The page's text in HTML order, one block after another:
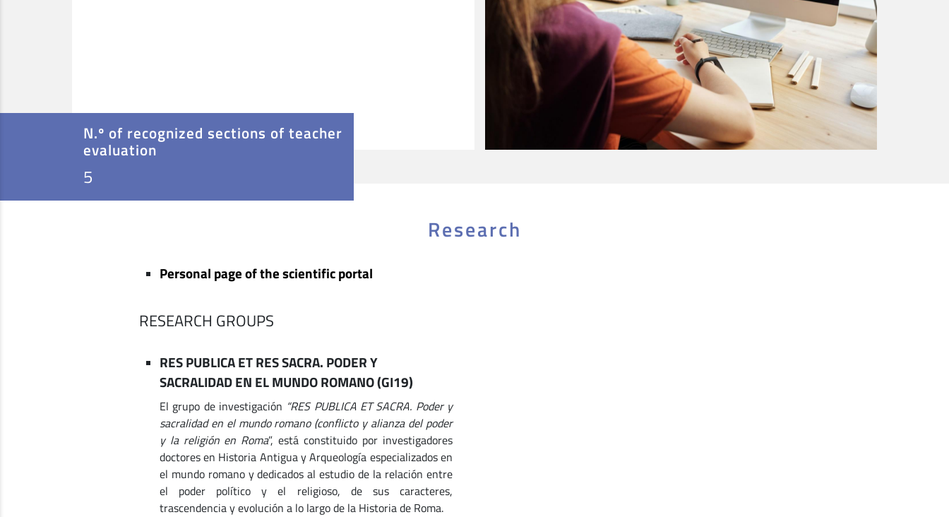
N.º of recognized sections of teacher
evaluation
5
Research
Personal page of the scientific portal
RESEARCH GROUPS
RES PUBLICA ET RES SACRA. PODER Y
SACRALIDAD EN EL MUNDO ROMANO (GI19)
El grupo de investigación “RES PUBLICA ET SACRA. Poder y
sacralidad en el mundo romano (conflicto y alianza del poder
y la religión en Roma”, está constituido por investigadores
doctores en Historia Antigua y Arqueología especializados en
el mundo romano y dedicados al estudio de la relación entre
el poder político y el religioso, de sus caracteres,
trascendencia y evolución a lo largo de la Historia de Roma.